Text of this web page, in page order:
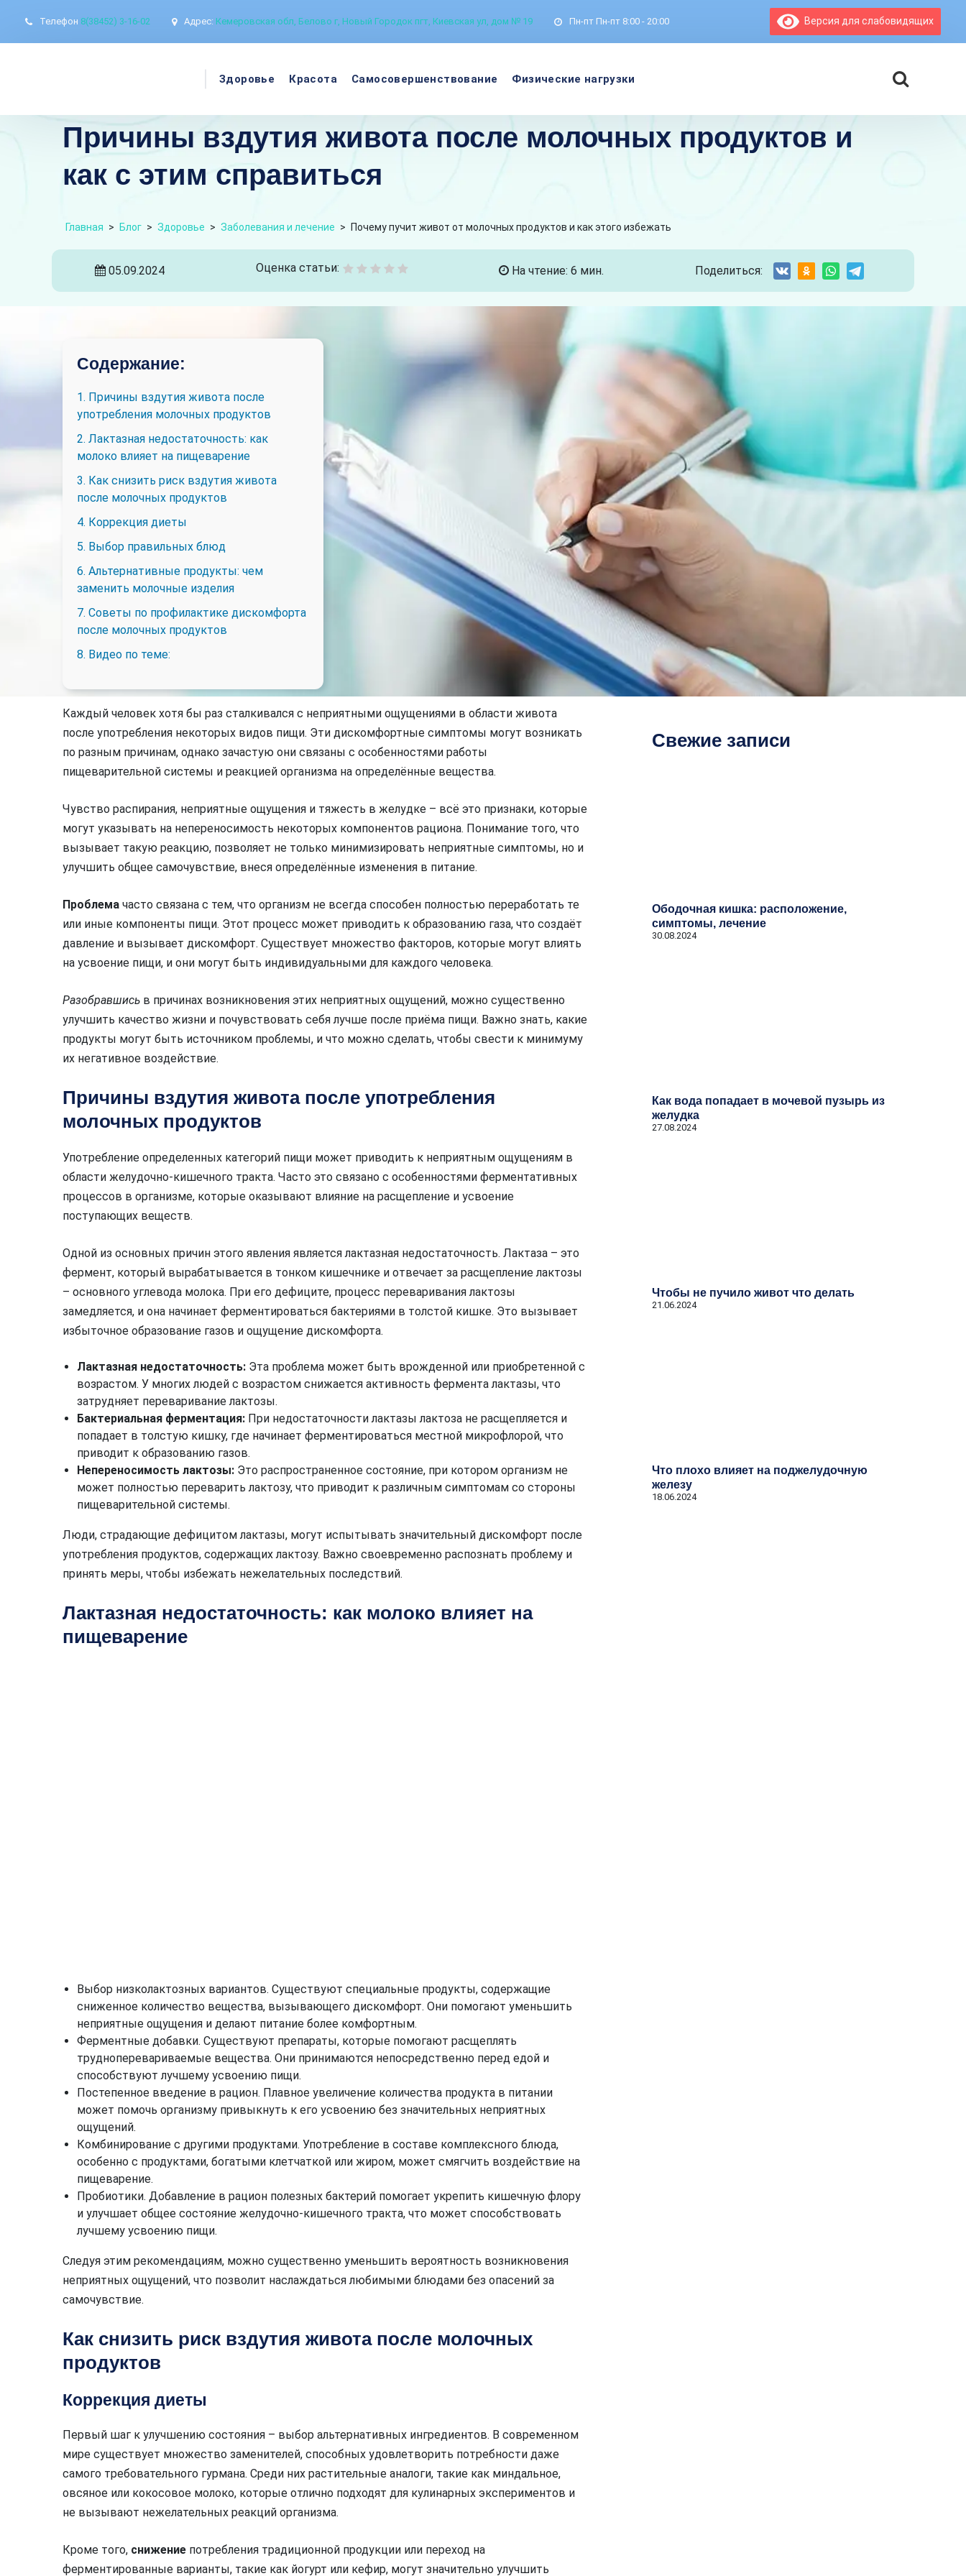
Телефон 8(38452) 3-16-02 Адрес: Кемеровская обл, Белово г, Новый Городок пгт, Киевская ул, дом № 19 Пн-пт Пн-пт 8:00 - 20:00 Версия для слабовидящих
Здоровье Красота Самосовершенствование Физические нагрузки
Причины вздутия живота после молочных продуктов и
как с этим справиться
Главная > Блог > Здоровье > Заболевания и лечение > Почему пучит живот от молочных продуктов и как этого избежать
05.09.2024 Оценка статьи: На чтение: 6 мин. Поделиться:
Содержание:
1. Причины вздутия живота после
употребления молочных продуктов
2. Лактазная недостаточность: как
молоко влияет на пищеварение
3. Как снизить риск вздутия живота
после молочных продуктов
4. Коррекция диеты
5. Выбор правильных блюд
6. Альтернативные продукты: чем
заменить молочные изделия
7. Советы по профилактике дискомфорта
после молочных продуктов
8. Видео по теме:
Каждый человек хотя бы раз сталкивался с неприятными ощущениями в области живота
после употребления некоторых видов пищи. Эти дискомфортные симптомы могут возникать
по разным причинам, однако зачастую они связаны с особенностями работы
пищеварительной системы и реакцией организма на определённые вещества.
Чувство распирания, неприятные ощущения и тяжесть в желудке – всё это признаки, которые
могут указывать на непереносимость некоторых компонентов рациона. Понимание того, что
вызывает такую реакцию, позволяет не только минимизировать неприятные симптомы, но и
улучшить общее самочувствие, внеся определённые изменения в питание.
Проблема часто связана с тем, что организм не всегда способен полностью переработать те
или иные компоненты пищи. Этот процесс может приводить к образованию газа, что создаёт
давление и вызывает дискомфорт. Существует множество факторов, которые могут влиять
на усвоение пищи, и они могут быть индивидуальными для каждого человека.
Разобравшись в причинах возникновения этих неприятных ощущений, можно существенно
улучшить качество жизни и почувствовать себя лучше после приёма пищи. Важно знать, какие
продукты могут быть источником проблемы, и что можно сделать, чтобы свести к минимуму
их негативное воздействие.
Причины вздутия живота после употребления
молочных продуктов
Употребление определенных категорий пищи может приводить к неприятным ощущениям в
области желудочно-кишечного тракта. Часто это связано с особенностями ферментативных
процессов в организме, которые оказывают влияние на расщепление и усвоение
поступающих веществ.
Одной из основных причин этого явления является лактазная недостаточность. Лактаза – это
фермент, который вырабатывается в тонком кишечнике и отвечает за расщепление лактозы
– основного углевода молока. При его дефиците, процесс переваривания лактозы
замедляется, и она начинает ферментироваться бактериями в толстой кишке. Это вызывает
избыточное образование газов и ощущение дискомфорта.
Лактазная недостаточность: Эта проблема может быть врожденной или приобретенной с
возрастом. У многих людей с возрастом снижается активность фермента лактазы, что
затрудняет переваривание лактозы.
Бактериальная ферментация: При недостаточности лактазы лактоза не расщепляется и
попадает в толстую кишку, где начинает ферментироваться местной микрофлорой, что
приводит к образованию газов.
Непереносимость лактозы: Это распространенное состояние, при котором организм не
может полностью переварить лактозу, что приводит к различным симптомам со стороны
пищеварительной системы.
Люди, страдающие дефицитом лактазы, могут испытывать значительный дискомфорт после
употребления продуктов, содержащих лактозу. Важно своевременно распознать проблему и
принять меры, чтобы избежать нежелательных последствий.
Лактазная недостаточность: как молоко влияет на
пищеварение
Выбор низколактозных вариантов. Существуют специальные продукты, содержащие
сниженное количество вещества, вызывающего дискомфорт. Они помогают уменьшить
неприятные ощущения и делают питание более комфортным.
Ферментные добавки. Существуют препараты, которые помогают расщеплять
трудноперевариваемые вещества. Они принимаются непосредственно перед едой и
способствуют лучшему усвоению пищи.
Постепенное введение в рацион. Плавное увеличение количества продукта в питании
может помочь организму привыкнуть к его усвоению без значительных неприятных
ощущений.
Комбинирование с другими продуктами. Употребление в составе комплексного блюда,
особенно с продуктами, богатыми клетчаткой или жиром, может смягчить воздействие на
пищеварение.
Пробиотики. Добавление в рацион полезных бактерий помогает укрепить кишечную флору
и улучшает общее состояние желудочно-кишечного тракта, что может способствовать
лучшему усвоению пищи.
Следуя этим рекомендациям, можно существенно уменьшить вероятность возникновения
неприятных ощущений, что позволит наслаждаться любимыми блюдами без опасений за
самочувствие.
Как снизить риск вздутия живота после молочных
продуктов
Коррекция диеты
Первый шаг к улучшению состояния – выбор альтернативных ингредиентов. В современном
мире существует множество заменителей, способных удовлетворить потребности даже
самого требовательного гурмана. Среди них растительные аналоги, такие как миндальное,
овсяное или кокосовое молоко, которые отлично подходят для кулинарных экспериментов и
не вызывают нежелательных реакций организма.
Кроме того, снижение потребления традиционной продукции или переход на
ферментированные варианты, такие как йогурт или кефир, могут значительно улучшить
Свежие записи
Ободочная кишка: расположение,
симптомы, лечение
30.08.2024
Как вода попадает в мочевой пузырь из
желудка
27.08.2024
Чтобы не пучило живот что делать
21.06.2024
Что плохо влияет на поджелудочную
железу
18.06.2024